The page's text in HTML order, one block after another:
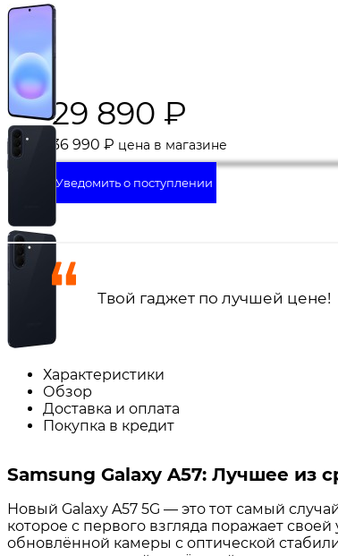
29 890 ₽
36 990 ₽ цена в магазине
Уведомить о поступлении
Твой гаджет по лучшей цене!
Характеристики
Обзор
Доставка и оплата
Покупка в кредит
Samsung Galaxy A57: Лучшее из
Новый Galaxy A57 5G — это тот самый
которое с первого взгляда поражает
обновлённой камеры с оптической